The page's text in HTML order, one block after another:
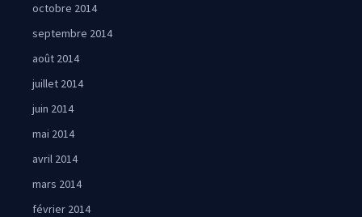
octobre 2014
septembre 2014
août 2014
juillet 2014
juin 2014
mai 2014
avril 2014
mars 2014
février 2014